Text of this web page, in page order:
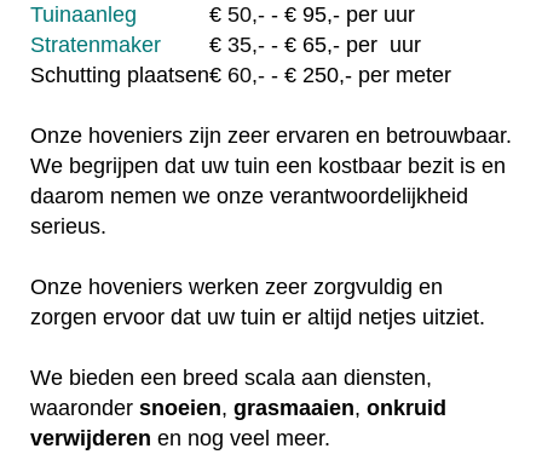
Tuinaanleg
€ 50,- - € 95,- per uur
Stratenmaker
€ 35,- - € 65,- per uur
Schutting plaatsen€ 60,- - € 250,- per meter
Onze hoveniers zijn zeer ervaren en betrouwbaar.
We begrijpen dat uw tuin een kostbaar bezit is en
daarom nemen we onze verantwoordelijkheid
serieus.
Onze hoveniers werken zeer zorgvuldig en
zorgen ervoor dat uw tuin er altijd netjes uitziet.
We bieden een breed scala aan diensten,
waaronder snoeien, grasmaaien, onkruid
verwijderen en nog veel meer.